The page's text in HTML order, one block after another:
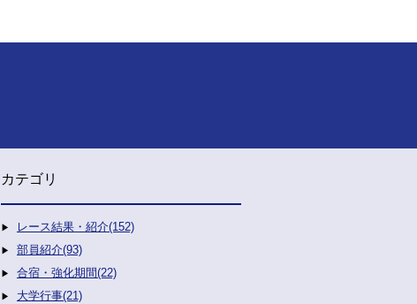
カテゴリ
レース結果・紹介(152)
部員紹介(93)
合宿・強化期間(22)
大学行事(21)